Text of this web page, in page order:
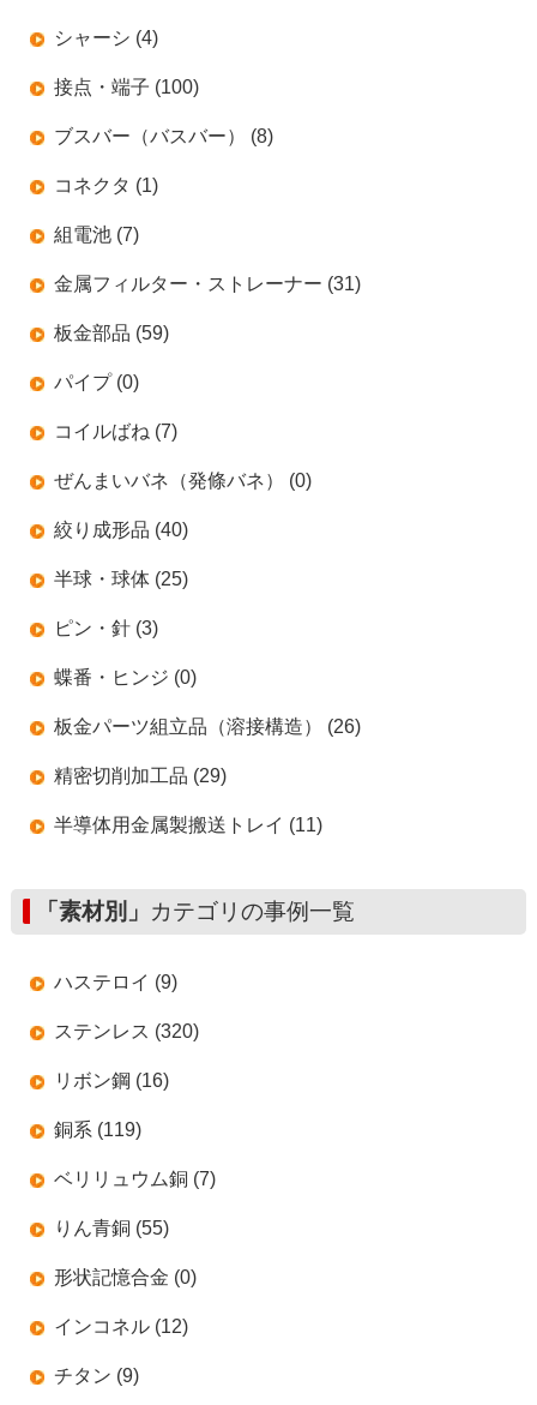
シャーシ (4)
接点・端子 (100)
ブスバー（バスバー） (8)
コネクタ (1)
組電池 (7)
金属フィルター・ストレーナー (31)
板金部品 (59)
パイプ (0)
コイルばね (7)
ぜんまいバネ（発條バネ） (0)
絞り成形品 (40)
半球・球体 (25)
ピン・針 (3)
蝶番・ヒンジ (0)
板金パーツ組立品（溶接構造） (26)
精密切削加工品 (29)
半導体用金属製搬送トレイ (11)
「素材別」 カテゴリの事例一覧
ハステロイ (9)
ステンレス (320)
リボン鋼 (16)
銅系 (119)
ベリリュウム銅 (7)
りん青銅 (55)
形状記憶合金 (0)
インコネル (12)
チタン (9)